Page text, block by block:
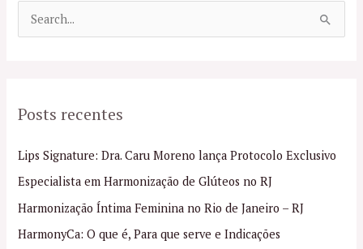
u
s
a
r
p
Posts recentes
Lips Signature: Dra. Caru Moreno lança Protocolo Exclusivo
Especialista em Harmonização de Glúteos no RJ
Harmonização Íntima Feminina no Rio de Janeiro – RJ
HarmonyCa: O que é, Para que serve e Indicações